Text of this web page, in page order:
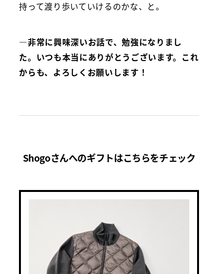
持って渡り歩いていけるのかな、と。
―非常に興味深いお話で、勉強になりまし
た。いつも本当にありがとうございます。これ
からも、よろしくお願いします！
Shogoさんへのギフトはこちらをチェック